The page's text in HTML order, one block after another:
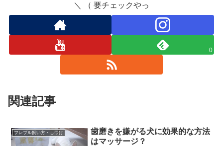
＼ （ 要チェックやっ
0
関連記事
フレブル飼い方・しつけ
歯磨きを嫌がる犬に効果的な方法
はマッサージ？